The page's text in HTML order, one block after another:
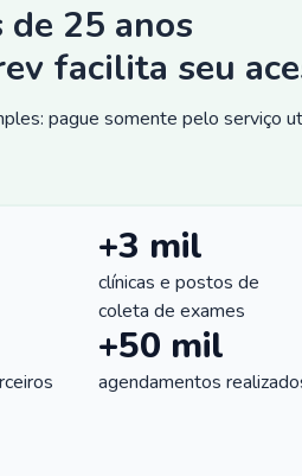
de 25 anos
facilita seu
pague somente pelo serviço
+3 mil
clínicas e postos de
coleta de exames
+50 mil
agendamentos